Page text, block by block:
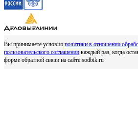
Вы принимаете условия политики в отношении
пользовательского соглашения каждый раз, когда
форме обратной связи на сайте sodbik.ru